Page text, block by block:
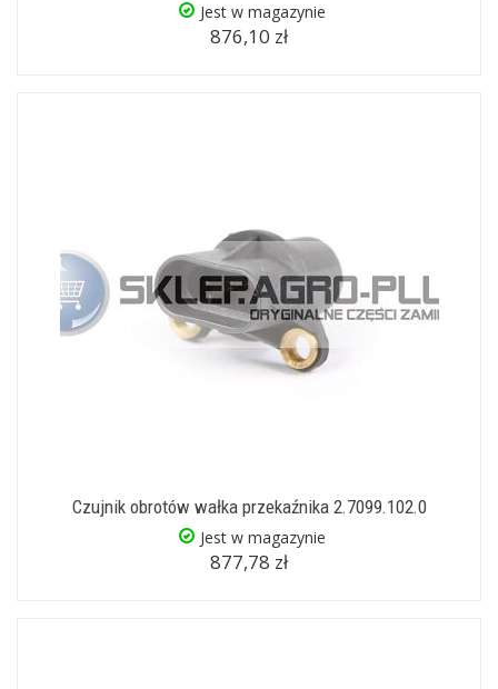
Jest w magazynie
876,10 zł
Czujnik obrotów wałka przekaźnika 2.7099.102.0
Jest w magazynie
877,78 zł